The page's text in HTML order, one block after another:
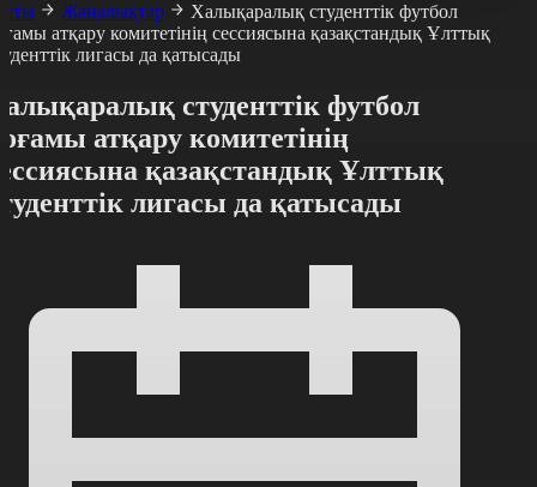
Жаңалықтар
Халықаралық студенттік футбол
атқару комитетінің сессиясына қазақстандық Ұлттық
лигасы да қатысады
студенттік футбол
атқару комитетінің
қазақстандық Ұлттық
лигасы да қатысады